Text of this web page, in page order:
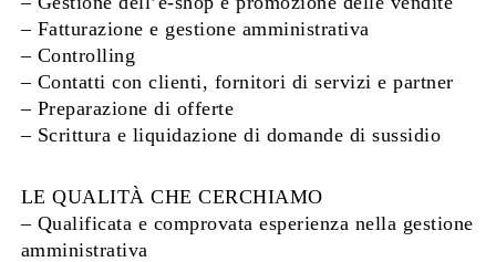
– Fatturazione e gestione amministrativa
– Controlling
– Contatti con clienti, fornitori di servizi e partner
– Preparazione di offerte
– Scrittura e liquidazione di domande di sussidio
LE QUALITÀ CHE CERCHIAMO
– Qualificata e comprovata esperienza nella gestione
amministrativa